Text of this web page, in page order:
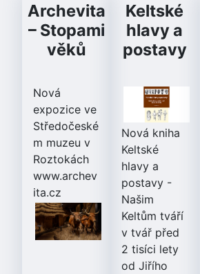
Archevita
– Stopami
věků
Nová
expozice ve
Středočeské
m muzeu v
Roztokách
www.archev
ita.cz
Keltské
hlavy a
postavy
Nová kniha
Keltské
hlavy a
postavy -
Našim
Keltům tváří
v tvář před
2 tisíci lety
od Jiřího